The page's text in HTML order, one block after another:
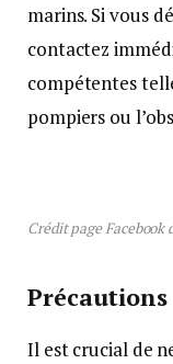
marins. Si vous
contactez
compétentes
pompiers ou
Crédit page Facebook
Il est crucial de